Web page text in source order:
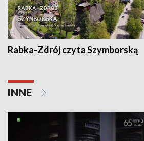
Rabka-Zdrój czyta Szymborską
INNE